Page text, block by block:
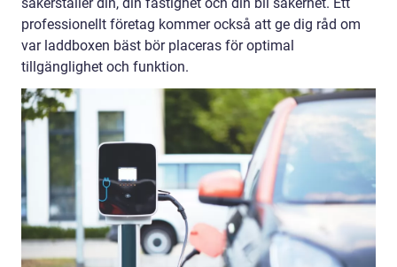
professionellt företag kommer också att ge dig råd om
var laddboxen bäst bör placeras för optimal
tillgänglighet och funktion.